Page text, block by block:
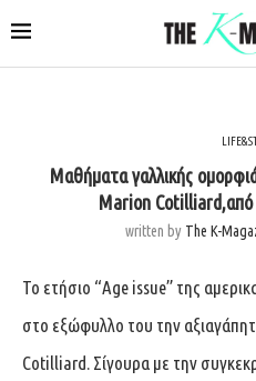
Μαθήματα γαλλικής
Marion Cotilliard,από
written by The K-
Το ετήσιο “Age issue” της
στο εξώφυλλο του την
Cotilliard. Σίγουρα με την